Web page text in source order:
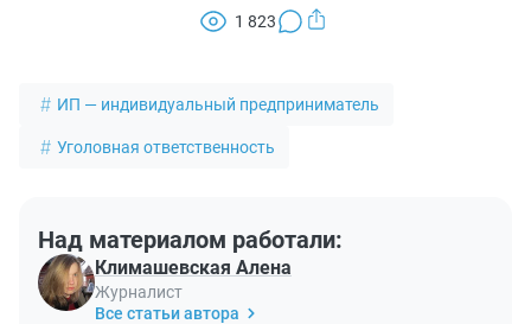
1 823
ИП — индивидуальный предприниматель
Уголовная ответственность
Над материалом работали:
Климашевская Алена
Журналист
Все статьи автора